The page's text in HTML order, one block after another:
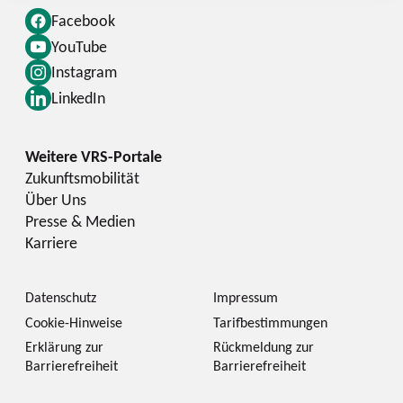
Facebook
YouTube
Instagram
LinkedIn
Zukunftsmobilität
Über Uns
Presse & Medien
Karriere
Datenschutz
Impressum
Cookie-Hinweise
Tarifbestimmungen
Erklärung zur
Barrierefreiheit
Rückmeldung zur
Barrierefreiheit